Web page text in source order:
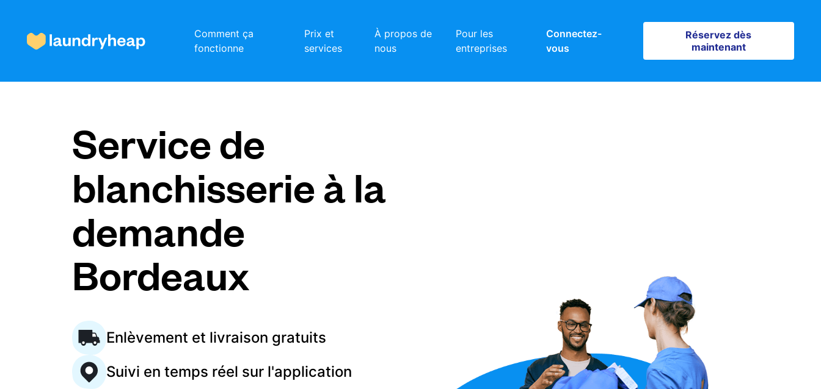
Comment ça
fonctionne
Prix et
services
À propos de
nous
Pour les
entreprises
Connectez-
vous
Réservez dès
maintenant
Réservez dès maintenant
Prix et services
À propos de nous
Pour les entreprises
Téléchargez notre application mobile
Service de
blanchisserie à la
demande
Bordeaux
Enlèvement et livraison gratuits
Suivi en temps réel sur l'application